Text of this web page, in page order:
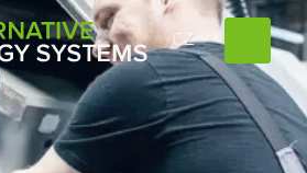
CZEXPAND_MORE